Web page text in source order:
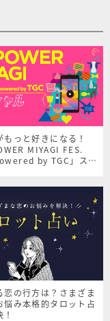
もっと好きになる！
MIYAGI FES.
by TGC」スペ
恋の行方は？さまざま
悩み本格的タロット占